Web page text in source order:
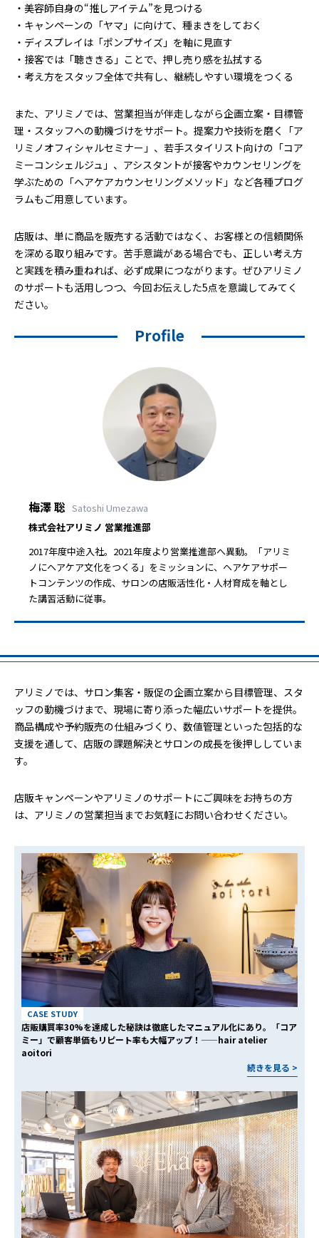
・美容師自身の“推しアイテム”を見つける
・キャンペーンの「ヤマ」に向けて、種まきをしておく
・ディスプレイは「ポンプサイズ」を軸に見直す
・接客では「聴ききる」ことで、押し売り感を払拭する
・考え方をスタッフ全体で共有し、継続しやすい環境をつくる
また、アリミノでは、営業担当が伴走しながら企画立案・目標管
理・スタッフへの動機づけをサポート。提案力や技術を磨く「ア
リミノオフィシャルセミナー」、若手スタイリスト向けの「コア
ミーコンシェルジュ」、アシスタントが接客やカウンセリングを
学ぶための「ヘアケアカウンセリングメソッド」など各種プログ
ラムもご用意しています。
店販は、単に商品を販売する活動ではなく、お客様との信頼関係
を深める取り組みです。苦手意識がある場合でも、正しい考え方
と実践を積み重ねれば、必ず成果につながります。ぜひアリミノ
のサポートも活用しつつ、今回お伝えした5点を意識してみてく
ださい。
Profile
梅澤 聡 Satoshi Umezawa
株式会社アリミノ 営業推進部
2017年度中途入社。2021年度より営業推進部へ異動。「アリミ
ノにヘアケア文化をつくる」をミッションに、ヘアケアサポー
トコンテンツの作成、サロンの店販活性化・人材育成を軸とし
た講習活動に従事。
アリミノでは、サロン集客・販促の企画立案から目標管理、スタ
ッフの動機づけまで、現場に寄り添った幅広いサポートを提供。
商品構成や予約販売の仕組みづくり、数値管理といった包括的な
支援を通して、店販の課題解決とサロンの成長を後押ししていま
す。
店販キャンペーンやアリミノのサポートにご興味をお持ちの方
は、アリミノの営業担当までお気軽にお問い合わせください。
CASE STUDY
店販購買率30%を達成した秘訣は徹底したマニュアル化にあり。「コア
ミー」で顧客単価もリピート率も大幅アップ！——hair atelier
aoitori
続きを見る >